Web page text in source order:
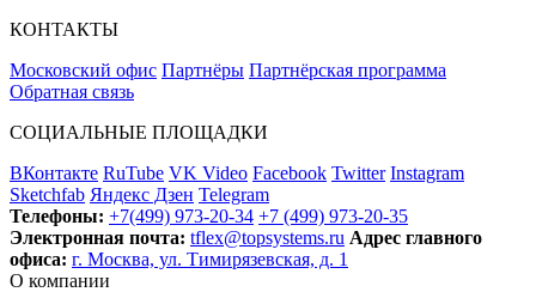
КОНТАКТЫ
Московский офис Партнёры Партнёрская программа
Обратная связь
СОЦИАЛЬНЫЕ ПЛОЩАДКИ
ВКонтакте RuTube VK Video Facebook Twitter Instagram
Sketchfab Яндекс Дзен Telegram
Телефоны: +7(499) 973-20-34 +7 (499) 973-20-35
Электронная почта: tflex@topsystems.ru Адрес главного
офиса: г. Москва, ул. Тимирязевская, д. 1
О компании